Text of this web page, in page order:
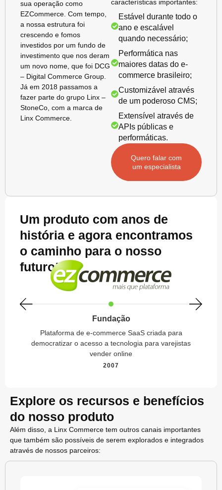
sua operação como
EZCommerce. Com tempo,
a nossa estrutura foi
crescendo e fomos
investidos por um fundo de
investimento que nos deram
um novo nome, que foi DCG
– Digital Commerce Group.
Já em 2018 passamos a
fazer parte do grupo Linx –
StoneCo, com a marca de
Linx Commerce.
características importantes:
Estável durante todo o
ano e escalável
quando necessário;
Performática nas
maiores datas do e-
commerce brasileiro;
Customizável através
de um poderoso CMS;
Extensível através de
APIs públicas e
performáticas.
Quero falar com
um especialista
Um produto com anos de
história e agora encontramos
o caminho para o nosso
futuro!
Fundação
Plataforma de e-commerce SaaS criada para
democratizar o acesso a tecnologia para varejistas
vender online
2007
Explore os recursos e benefícios
do nosso produto
Além disso, a Linx Commerce tem outros canais importantes
que também são possíveis de serem explorados e integrados
através de nossos parceiros: